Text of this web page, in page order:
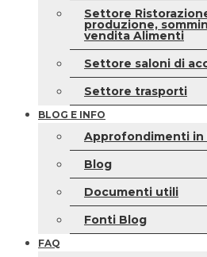
Settore
produzione,
vendita Alimenti
Settore saloni di
Settore trasporti
BLOG E INFO
Approfondimenti in
Blog
Documenti utili
Fonti Blog
FAQ